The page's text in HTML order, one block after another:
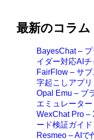
最新のコラム
BayesChat –
イダー対応AI
FairFlow – サ
字起こしアプリ
Opal Emu – ブ
エミュレーター
WexChat Pro –
ード検証ガイド
Resmeo – AIで